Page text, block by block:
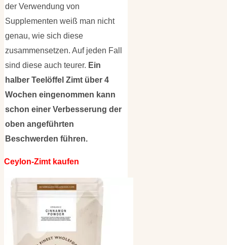
der Verwendung von
Supplementen weiß man nicht
genau, wie sich diese
zusammensetzen. Auf jeden Fall
sind diese auch teurer. Ein
halber Teelöffel Zimt über 4
Wochen eingenommen kann
schon einer Verbesserung der
oben angeführten
Beschwerden führen.
Ceylon-Zimt kaufen